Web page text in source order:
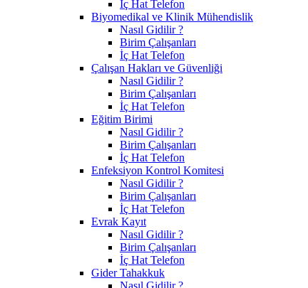
İç Hat Telefon
Biyomedikal ve Klinik Mühendislik
Nasıl Gidilir ?
Birim Çalışanları
İç Hat Telefon
Çalışan Hakları ve Güvenliği
Nasıl Gidilir ?
Birim Çalışanları
İç Hat Telefon
Eğitim Birimi
Nasıl Gidilir ?
Birim Çalışanları
İç Hat Telefon
Enfeksiyon Kontrol Komitesi
Nasıl Gidilir ?
Birim Çalışanları
İç Hat Telefon
Evrak Kayıt
Nasıl Gidilir ?
Birim Çalışanları
İç Hat Telefon
Gider Tahakkuk
Nasıl Gidilir ?